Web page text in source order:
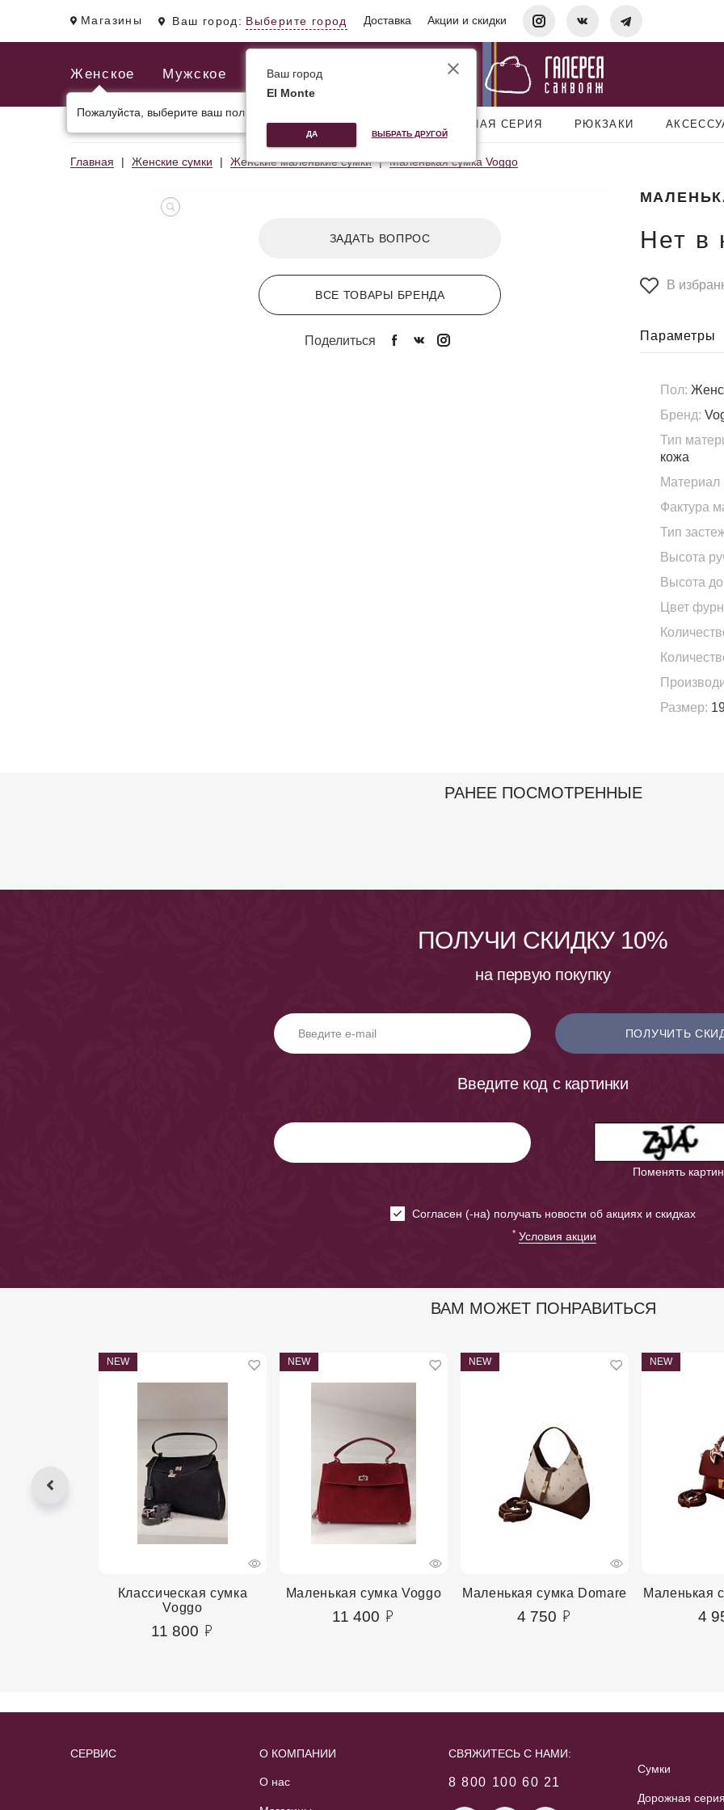
Магазины Ваш город: Выберите город Доставка Акции и скидки
Женское Мужское
Пожалуйста, выберите ваш пол.
МУЖСКИЕ И ДЕЛОВЫЕ СУМКИ ДОРОЖНАЯ СЕРИЯ РЮКЗАКИ
Главная Женские сумки Женские маленькие сумки Маленькая сумка Voggo
ЗАДАТЬ ВОПРОС
ВСЕ ТОВАРЫ БРЕНДА
Поделиться
Нет в
В
Параметры
Пол:
Бренд:
Тип
кожа
Материал
Фактура
Тип
Высота
Высота
Цвет
Размер:
РАНЕЕ ПОСМОТРЕННЫЕ
ПОЛУЧИ СКИДКУ 10%
на первую покупку
ПОЛУЧИТЬ
Введите код с картинки
Поменять
Cогласен (-на) получать новости об акциях и скидках
* Условия акции
ВАМ МОЖЕТ ПОНРАВИТЬСЯ
NEW
Классическая сумка
Voggo
11 800
NEW
Маленькая сумка Voggo
11 400
NEW
Маленькая сумка Domare
4 750
NEW
Маленькая
4
СЕРВИС О КОМПАНИИ
О нас
СВЯЖИТЕСЬ С НАМИ:
8 800 100 60 21
Сумки
Дорожная
Ваш город
El Monte
ДА ВЫБРАТЬ ДРУГОЙ